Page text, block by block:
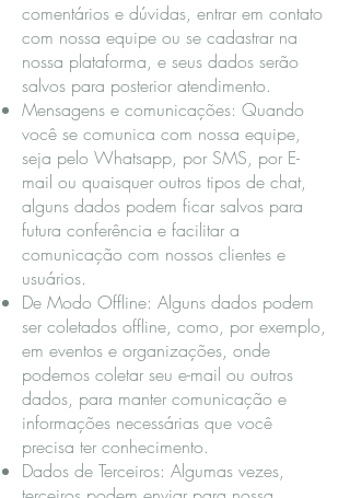
comentários e dúvidas, entrar em contato
com nossa equipe ou se cadastrar na
nossa plataforma, e seus dados serão
salvos para posterior atendimento.
Mensagens e comunicações: Quando
você se comunica com nossa equipe,
seja pelo Whatsapp, por SMS, por E-
mail ou quaisquer outros tipos de chat,
alguns dados podem ficar salvos para
futura conferência e facilitar a
comunicação com nossos clientes e
usuários.
De Modo Offline: Alguns dados podem
ser coletados offline, como, por exemplo,
em eventos e organizações, onde
podemos coletar seu e-mail ou outros
dados, para manter comunicação e
informações necessárias que você
precisa ter conhecimento.
Dados de Terceiros: Algumas vezes,